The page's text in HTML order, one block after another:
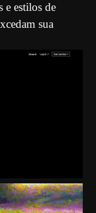
e estilos de
sua